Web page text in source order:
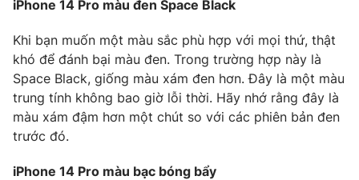
Emagazine Podcast
Photo Infographic
Video Shorts video
iPhone 14 Pro màu đen Space Black
Khi bạn muốn một màu sắc phù hợp với mọi thứ, thật
khó để đánh bại màu đen. Trong trường hợp này là
Space Black, giống màu xám đen hơn. Đây là một màu
trung tính không bao giờ lỗi thời. Hãy nhớ rằng đây là
màu xám đậm hơn một chút so với các phiên bản đen
trước đó.
iPhone 14 Pro màu bạc bóng bẩy